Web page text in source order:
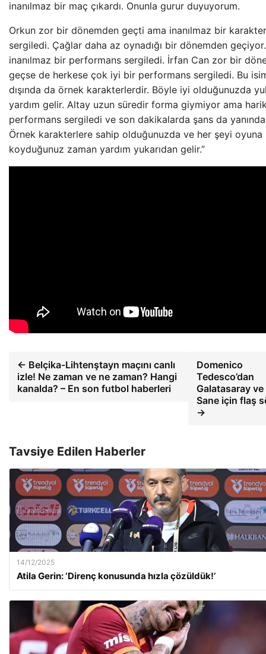
inanılmaz bir maç çıkardı. Onunla gurur duyuyorum.
Orkun zor bir dönemden geçti ama inanılmaz bir karakter
sergiledi. Çağlar daha az oynadığı bir dönemden
inanılmaz bir performans sergiledi. İrfan Can zor bir
geçse de herkese çok iyi bir performans sergiledi. Bu
dışında da örnek karakterlerdir. Böyle iyi olduğunuzda
yardım gelir. Altay uzun süredir forma giymiyor ama
performans sergiledi ve son dakikalarda şans da
Örnek karakterlere sahip olduğunuzda ve her şeyi oyuna
koyduğunuz zaman yardım yukarıdan gelir.”
← Belçika-Lihtenştayn maçını canlı
izle! Ne zaman ve ne zaman? Hangi
kanalda? – En son futbol haberleri
Domenico
Tedesco’dan
Galatasaray
Sane için flaş
→
Tavsiye Edilen Haberler
14/12/2025
Atila Gerin: ‘Direnç konusunda hızla çözüldük!’